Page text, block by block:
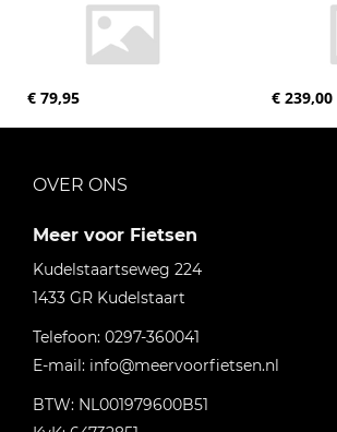
€ 79,95 € 239,00
OVER ONS
Meer voor Fietsen
Kudelstaartseweg 224
1433 GR Kudelstaart
Telefoon: 0297-360041
E-mail: info@meervoorfietsen.nl
BTW: NL001979600B51